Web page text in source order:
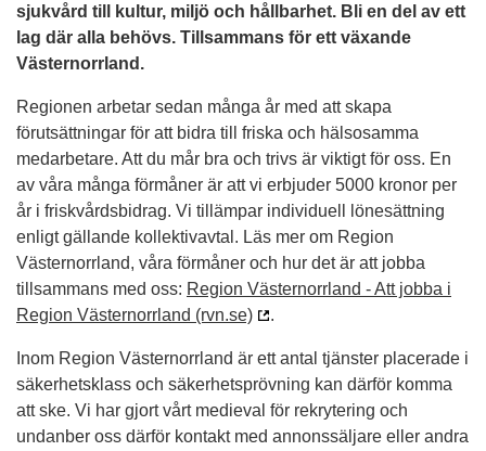
sjukvård till kultur, miljö och hållbarhet. Bli en del av ett
lag där alla behövs. Tillsammans för ett växande
Västernorrland.
Regionen arbetar sedan många år med att skapa
förutsättningar för att bidra till friska och hälsosamma
medarbetare. Att du mår bra och trivs är viktigt för oss. En
av våra många förmåner är att vi erbjuder 5000 kronor per
år i friskvårdsbidrag. Vi tillämpar individuell lönesättning
enligt gällande kollektivavtal. Läs mer om Region
Västernorrland, våra förmåner och hur det är att jobba
tillsammans med oss: Region Västernorrland - Att jobba i
Region Västernorrland (rvn.se)
.
Inom Region Västernorrland är ett antal tjänster placerade i
säkerhetsklass och säkerhetsprövning kan därför komma
att ske. Vi har gjort vårt medieval för rekrytering och
undanber oss därför kontakt med annonssäljare eller andra